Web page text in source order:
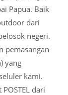
Papua. Baik
dari
negeri.
pemasangan
yang
kami.
dari